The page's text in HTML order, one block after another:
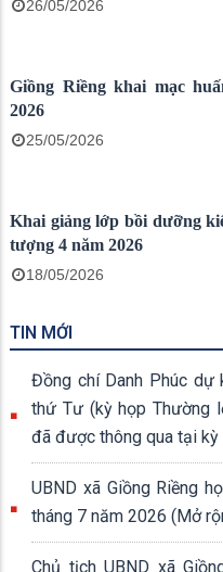
22/06/2026
Giồng Riềng tổng kết
quân tự vệ và Luật Giáo
12/06/2026